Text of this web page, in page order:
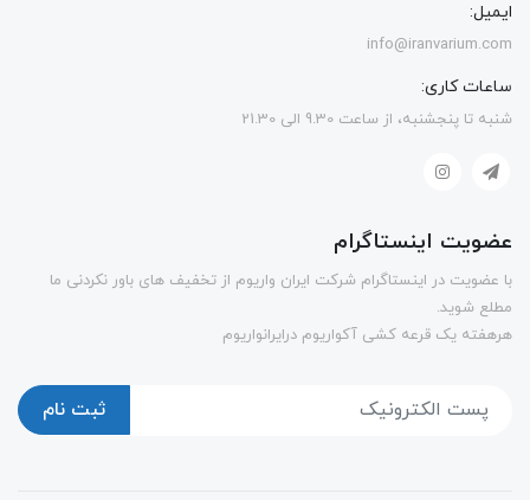
ایمیل:
info@iranvarium.com
ساعات کاری:
شنبه تا پنجشنبه، از ساعت 9.30 الی 21.30
عضویت اینستاگرام
با عضویت در اینستاگرام شرکت ایران واریوم از تخفیف های باور نکردنی ما
مطلع شوید.
هرهفته یک قرعه کشی آکواریوم درایرانواریوم
ثبت نام